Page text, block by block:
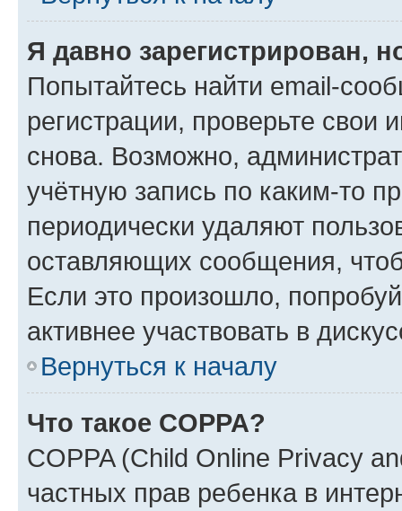
Я давно зарегистрирован,
Попытайтесь найти email-
регистрации, проверьте свои
снова. Возможно,
учётную запись по каким-то
периодически удаляют
оставляющих сообщения,
Если это произошло,
активнее участвовать в
Вернуться к началу
Что такое COPPA?
COPPA (Child Online Privacy
частных прав ребенка в